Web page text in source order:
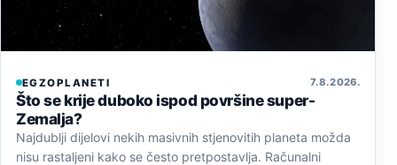
EGZOPLANETI 7. 8. 2026.
Što se krije duboko ispod površine super-
Zemalja?
Najdublji dijelovi nekih masivnih stjenovitih planeta možda
nisu rastaljeni kako se često pretpostavlja. Računalni